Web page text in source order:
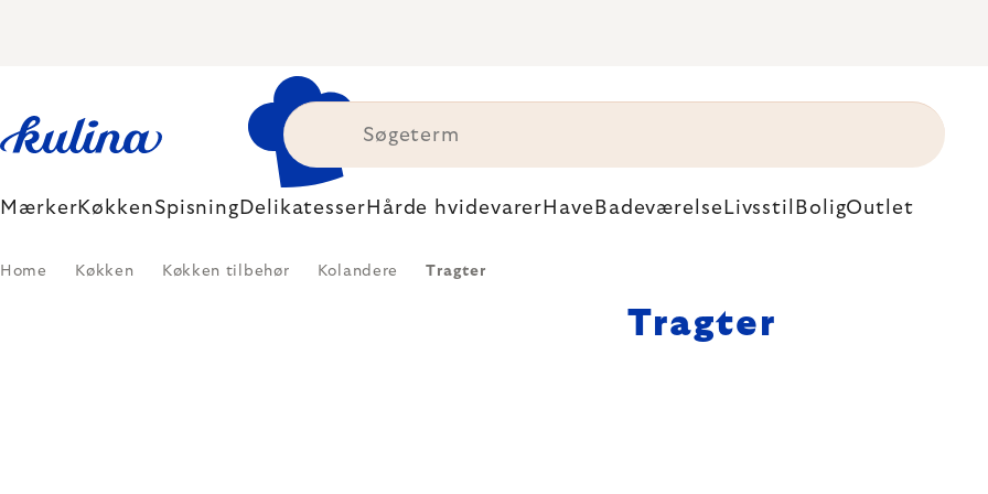
MærkerKøkkenSpisning Delikatesser Hårde hvidevarer Have Badeværelse Livsstil BoligOutlet
Home Køkken Køkken tilbehør Kolandere Tragter
Tragter